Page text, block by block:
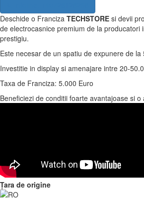
Deschide o Franciza TECHSTORE si devii
de electrocasnice premium de la producatori
prestigiu.
Este necesar de un spatiu de expunere de la
Investitie in display si amenajare intre 20-
Taxa de Franciza: 5.000 Euro
Beneficiezi de conditii foarte avantajoase si
Țara de origine